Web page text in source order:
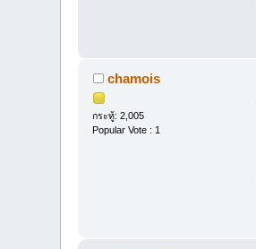
chamois
กระทู้: 2,005
Popular Vote : 1